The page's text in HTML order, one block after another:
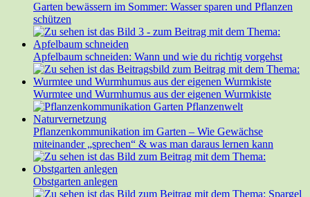
Garten bewässern im Sommer: Wasser sparen und Pflanzen
schützen
Apfelbaum schneiden: Wann und wie du richtig vorgehst
Wurmtee und Wurmhumus aus der eigenen Wurmkiste
Pflanzenkommunikation im Garten – Wie Gewächse
miteinander „sprechen“ & was man daraus lernen kann
Obstgarten anlegen